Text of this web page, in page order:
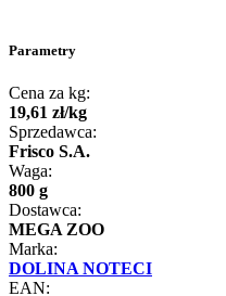
Parametry
Cena za kg:
19,61 zł/kg
Sprzedawca:
Frisco S.A.
Waga:
800 g
Dostawca:
MEGA ZOO
Marka:
DOLINA NOTECI
EAN: